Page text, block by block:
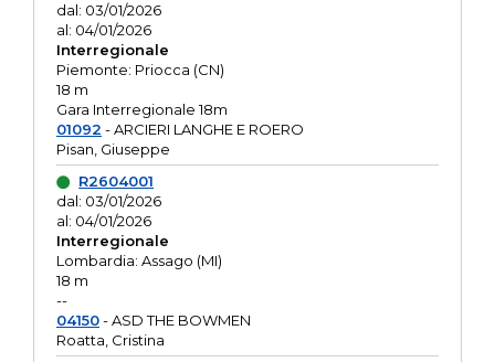
dal: 03/01/2026
al: 04/01/2026
Interregionale
Piemonte: Priocca (CN)
18 m
Gara Interregionale 18m
01092 - ARCIERI LANGHE E ROERO
Pisan, Giuseppe
R2604001
dal: 03/01/2026
al: 04/01/2026
Interregionale
Lombardia: Assago (MI)
18 m
--
04150- ASD THE BOWMEN
Roatta, Cristina